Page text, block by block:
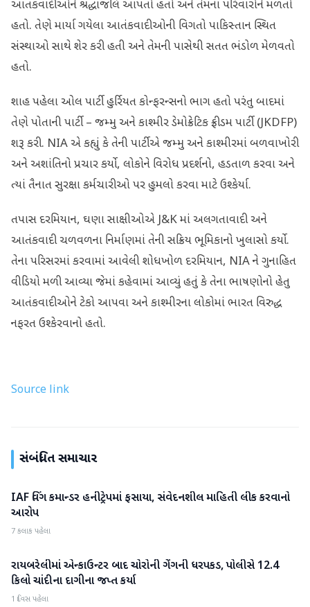
આતંકવાદીઓને શ્રદ્ધાંજલિ આપતો હતો અને તેમના પરિવારોને મળતો
હતો. તેણે માર્યા ગયેલા આતંકવાદીઓની વિગતો પાકિસ્તાન સ્થિત
સંસ્થાઓ સાથે શેર કરી હતી અને તેમની પાસેથી સતત ભંડોળ મેળવતો
હતો.
શાહ પહેલા ઓલ પાર્ટી હુર્રિયત કોન્ફરન્સનો ભાગ હતો પરંતુ બાદમાં
તેણે પોતાની પાર્ટી – જમ્મુ અને કાશ્મીર ડેમોક્રેટિક ફ્રીડમ પાર્ટી (JKDFP)
શરૂ કરી. NIA એ કહ્યું કે તેની પાર્ટીએ જમ્મુ અને કાશ્મીરમાં બળવાખોરી
અને અશાંતિનો પ્રચાર કર્યો, લોકોને વિરોધ પ્રદર્શનો, હડતાળ કરવા અને
ત્યાં તૈનાત સુરક્ષા કર્મચારીઓ પર હુમલો કરવા માટે ઉશ્કેર્યા.
તપાસ દરમિયાન, ઘણા સાક્ષીઓએ J&K માં અલગતાવાદી અને
આતંકવાદી ચળવળના નિર્માણમાં તેની સક્રિય ભૂમિકાનો ખુલાસો કર્યો.
તેના પરિસરમાં કરવામાં આવેલી શોધખોળ દરમિયાન, NIA ને ગુનાહિત
વીડિયો મળી આવ્યા જેમાં કહેવામાં આવ્યું હતું કે તેના ભાષણોનો હેતુ
આતંકવાદીઓને ટેકો આપવા અને કાશ્મીરના લોકોમાં ભારત વિરુદ્ધ
નફરત ઉશ્કેરવાનો હતો.
Source link
સંબંધિત સમાચાર
રાષ્ટ્રીય
IAF વિંગ કમાન્ડર હનીટ્રેપમાં ફસાયા, સંવેદનશીલ માહિતી લીક કરવાનો
આરોપ
7 કલાક પહેલા
રાષ્ટ્રીય
રાયબરેલીમાં એન્કાઉન્ટર બાદ ચોરોની ગેંગની ધરપકડ, પોલીસે 12.4
કિલો ચાંદીના દાગીના જપ્ત કર્યા
1 દિવસ પહેલા